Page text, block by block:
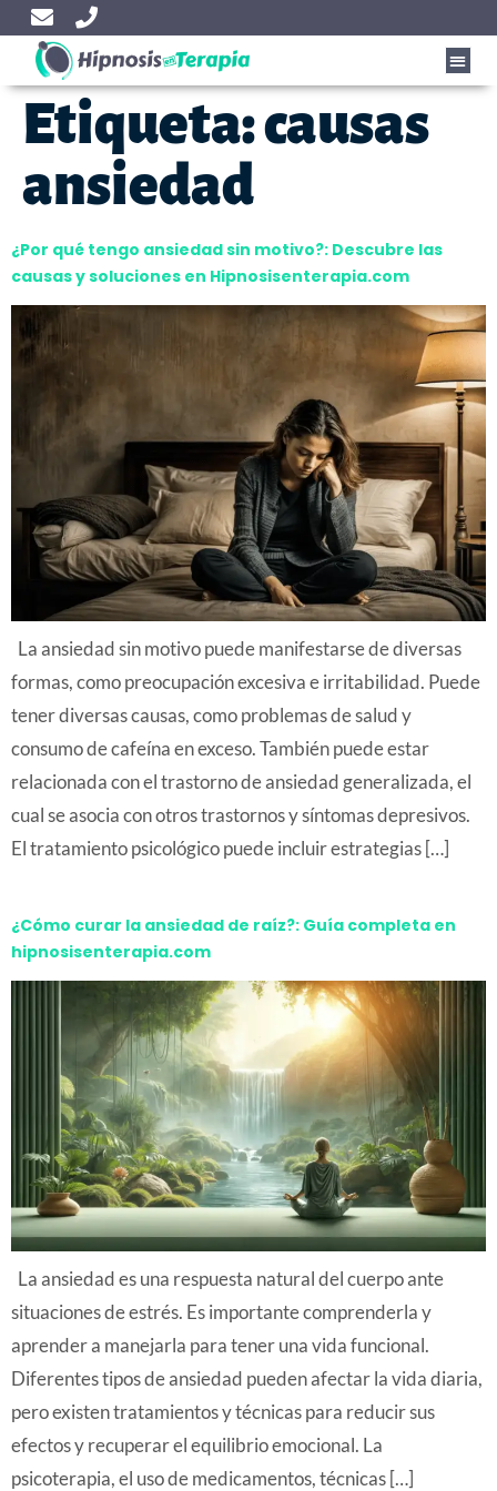
Etiqueta:causas
ansiedad
¿Por qué tengo ansiedad sin motivo?: Descubre las
causas y soluciones en Hipnosisenterapia.com
La ansiedad sin motivo puede manifestarse de diversas
formas, como preocupación excesiva e irritabilidad. Puede
tener diversas causas, como problemas de salud y
consumo de cafeína en exceso. También puede estar
relacionada con el trastorno de ansiedad generalizada, el
cual se asocia con otros trastornos y síntomas depresivos.
El tratamiento psicológico puede incluir estrategias […]
¿Cómo curar la ansiedad de raíz?: Guía completa en
hipnosisenterapia.com
La ansiedad es una respuesta natural del cuerpo ante
situaciones de estrés. Es importante comprenderla y
aprender a manejarla para tener una vida funcional.
Diferentes tipos de ansiedad pueden afectar la vida diaria,
pero existen tratamientos y técnicas para reducir sus
efectos y recuperar el equilibrio emocional. La
psicoterapia, el uso de medicamentos, técnicas […]